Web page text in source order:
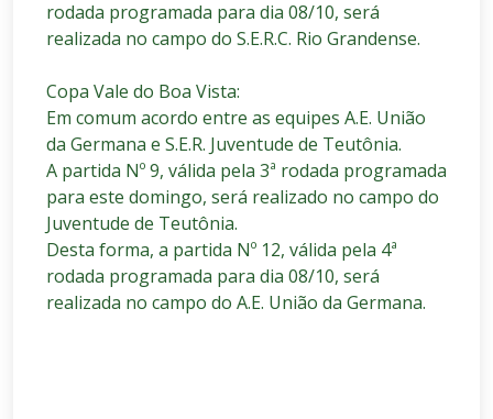
rodada programada para dia 08/10, será
realizada no campo do S.E.R.C. Rio Grandense.
Copa Vale do Boa Vista:
Em comum acordo entre as equipes A.E. União
da Germana e S.E.R. Juventude de Teutônia.
A partida Nº 9, válida pela 3ª rodada programada
para este domingo, será realizado no campo do
Juventude de Teutônia.
Desta forma, a partida Nº 12, válida pela 4ª
rodada programada para dia 08/10, será
realizada no campo do A.E. União da Germana.